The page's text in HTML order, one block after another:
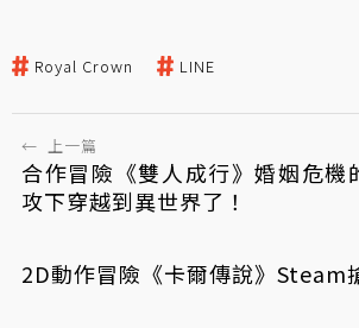
Royal Crown LINE
← 上一篇
合作冒險《雙人成行》婚姻危機
攻下穿越到異世界了！
2D動作冒險《卡爾傳說》Steam